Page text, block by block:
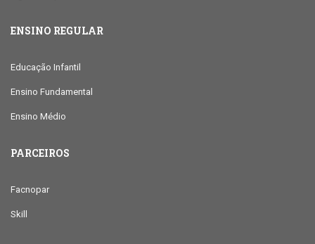
ENSINO REGULAR
Educação Infantil
Ensino Fundamental
Ensino Médio
PARCEIROS
Facnopar
Skill